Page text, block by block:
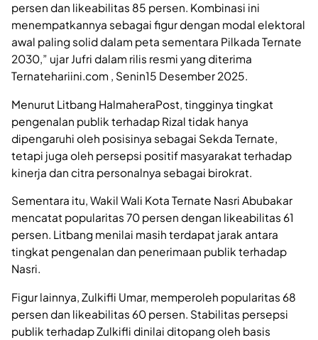
persen dan likeabilitas 85 persen. Kombinasi ini
menempatkannya sebagai figur dengan modal elektoral
awal paling solid dalam peta sementara Pilkada Ternate
2030,” ujar Jufri dalam rilis resmi yang diterima
Ternatehariini.com , Senin15 Desember 2025.
Menurut Litbang HalmaheraPost, tingginya tingkat
pengenalan publik terhadap Rizal tidak hanya
dipengaruhi oleh posisinya sebagai Sekda Ternate,
tetapi juga oleh persepsi positif masyarakat terhadap
kinerja dan citra personalnya sebagai birokrat.
Sementara itu, Wakil Wali Kota Ternate Nasri Abubakar
mencatat popularitas 70 persen dengan likeabilitas 61
persen. Litbang menilai masih terdapat jarak antara
tingkat pengenalan dan penerimaan publik terhadap
Nasri.
Figur lainnya, Zulkifli Umar, memperoleh popularitas 68
persen dan likeabilitas 60 persen. Stabilitas persepsi
publik terhadap Zulkifli dinilai ditopang oleh basis